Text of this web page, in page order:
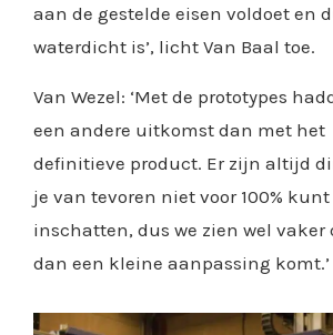
aan de gestelde eisen voldoet en
waterdicht is’, licht Van Baal toe.
Van Wezel: ‘Met de prototypes
een andere uitkomst dan met het
definitieve product. Er zijn altijd
je van tevoren niet voor 100% kunt
inschatten, dus we zien wel vaker
dan een kleine aanpassing komt.’